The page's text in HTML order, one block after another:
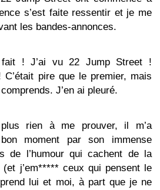
s’est faite ressentir et je me
les bandes-annonces.
! J’ai vu 22 Jump Street !
C’était pire que le premier, mais
J’en ai pleuré.
plus rien à me prouver, il m’a
moment par son immense
de l’humour qui cachent de la
j’em***** ceux qui pensent le
lui et moi, à part que je ne